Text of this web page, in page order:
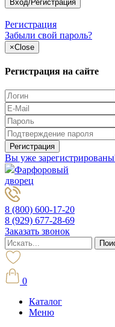
Регистрация
Забыли свой пароль?
×Close
Регистрация на сайте
Вы уже
Фарфоровый
дворец
8 (800) 600-17-20
8 (929) 677-28-69
Заказать звонок
0
Каталог
Меню